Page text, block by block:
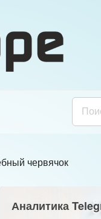
червячок
Аналитика